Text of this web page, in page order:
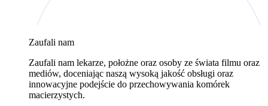
wykorzystywaniem plików cookies w powyższych celach
siedzibą w Warszawie. Niezależnymi administratorami
danych mogą być także nasi partnerzy. Informacje na
temat wykorzystywanych plików cookies i przetwarzania
danych osobowych, w tym o przysługujących prawach,
znajduje się wPolityce Prywatności
Zaufali nam
Zaufali nam lekarze, położne oraz osoby ze świata filmu oraz
mediów, doceniając naszą wysoką jakość obsługi oraz
innowacyjne podejście do przechowywania komórek
macierzystych.